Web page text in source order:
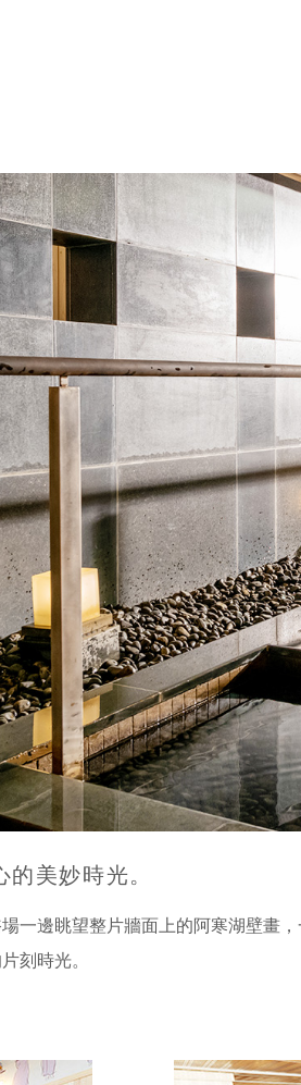
的美妙時光。
一邊眺望整片牆面上的阿寒湖壁畫
刻時光。